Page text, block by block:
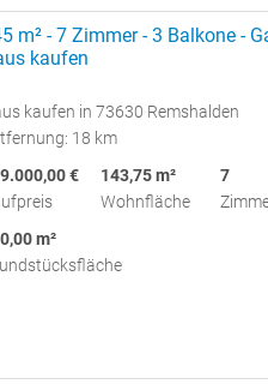
m² - 7 Zimmer - 3 Balkone -
kaufen
kaufen in 73630 Remshalden
18 km
€
143,75 m²
Wohnfläche
7
m²